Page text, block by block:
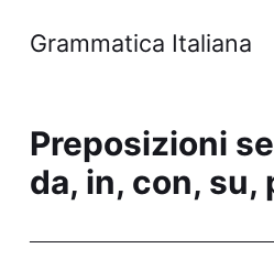
Grammatica Italiana
Preposizioni
da, in, con, su,